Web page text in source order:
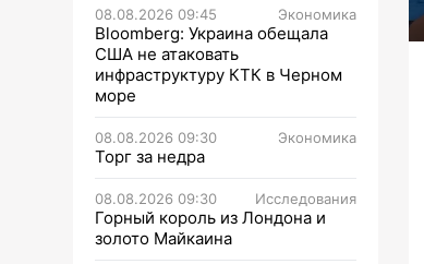
08.08.2026 09:45 Экономика
Bloomberg: Украина обещала
США не атаковать
инфраструктуру КТК в Черном
море
08.08.2026 09:30 Экономика
Торг за недра
08.08.2026 09:30 Исследования
Горный король из Лондона и
золото Майкаина